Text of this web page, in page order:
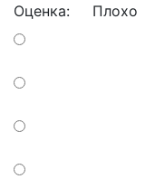
Оценка: Плохо